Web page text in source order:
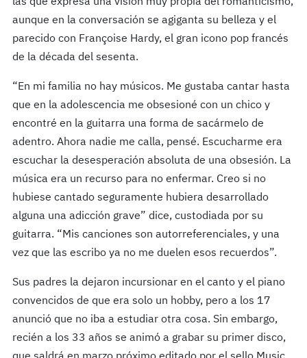
aunque en la conversación se agiganta su belleza y el
parecido con Françoise Hardy, el gran icono pop francés
de la década del sesenta.
“En mi familia no hay músicos. Me gustaba cantar hasta
que en la adolescencia me obsesioné con un chico y
encontré en la guitarra una forma de sacármelo de
adentro. Ahora nadie me calla, pensé. Escucharme era
escuchar la desesperación absoluta de una obsesión. La
música era un recurso para no enfermar. Creo si no
hubiese cantado seguramente hubiera desarrollado
alguna una adicción grave” dice, custodiada por su
guitarra. “Mis canciones son autorreferenciales, y una
vez que las escribo ya no me duelen esos recuerdos”.
Sus padres la dejaron incursionar en el canto y el piano
convencidos de que era solo un hobby, pero a los 17
anunció que no iba a estudiar otra cosa. Sin embargo,
recién a los 33 años se animó a grabar su primer disco,